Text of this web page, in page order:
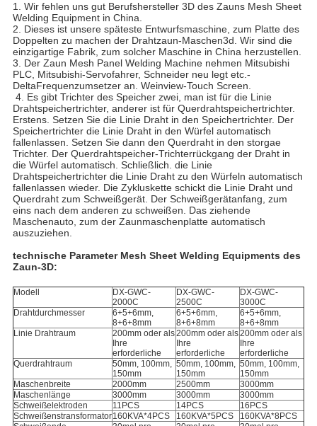
1. Wir fehlen uns gut Berufshersteller3D des Zauns Mesh Sheet
Welding Equipment in China.
2. Dieses ist unsere späteste Entwurfsmaschine, zum Platte des
Doppelten zu machen der Drahtzaun-Maschen3d. Wir sind die
einzigartige Fabrik, zum solcher Maschine in China herzustellen.
3. DerZaun Mesh Panel Welding Machine nehmen Mitsubishi
PLC, Mitsubishi-Servofahrer, Schneider neu legt etc.-
DeltaFrequenzumsetzer an. Weinview-Touch Screen.
4. Es gibt Trichter des Speicher zwei, man ist für die Linie
Drahtspeichertrichter, anderer ist für Querdrahtspeichertrichter.
Erstens. Setzen Sie die Linie Draht in den Speichertrichter. Der
Speichertrichter die Linie Draht in den Würfel automatisch
fallenlassen. Setzen Sie dann den Querdraht in den storgae
Trichter. Der Querdrahtspeicher-Trichterrückgang der Draht in
die Würfel automatisch. Schließlich. die Linie
Drahtspeichertrichter die Linie Draht zu den Würfeln automatisch
fallenlassen wieder. Die Zykluskette schickt die Linie Draht und
Querdraht zum Schweißgerät. Der Schweißgerätanfang, zum
eins nach dem anderen zu schweißen. Das ziehende
Maschenauto, zum der Zaunmaschenplatte automatisch
auszuziehen.
technische Parameter Mesh Sheet Welding Equipments des
Zaun-3D:
Modell
DX-GWC-
2000C
DX-GWC-
2500C
DX-GWC-
3000C
Drahtdurchmesser
6+5+6mm,
8+6+8mm
6+5+6mm,
8+6+8mm
6+5+6mm,
8+6+8mm
Linie Drahtraum
200mm oder als
Ihre
erforderliche
200mm oder als
Ihre
erforderliche
200mm oder als
Ihre
erforderliche
Querdrahtraum
50mm, 100mm,
150mm
50mm, 100mm,
150mm
50mm, 100mm,
150mm
Maschenbreite
2000mm 2500mm
3000mm
Maschenlänge
3000mm 3000mm
3000mm
Schweißelektroden
11PCS 14PCS
16PCS
Schweißenstransformator160KVA*4PCS 160KVA*5PCS
160KVA*8PCS